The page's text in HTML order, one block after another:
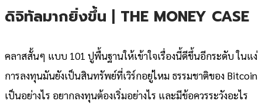
ดิจิทัลมากยิ่งขึ้น | THE MONEY CASE
คลาสสั้นๆ แบบ 101 ปูพื้นฐานให้เข้าใจเรื่องนี้ดีขึ้นอีกระดับ ในแง่
การลงทุนมันยังเป็นสินทรัพย์ที่เวิร์กอยู่ไหม ธรรมชาติของ Bitcoin
เป็นอย่างไร อยากลงทุนต้องเริ่มอย่างไร และมีข้อควรระวังอะไร